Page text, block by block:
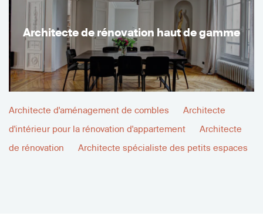
Architecte de rénovation haut de gamme
Architecte d'aménagement de combles
Architecte
d'intérieur pour la rénovation d'appartement
Architecte
de rénovation
Architecte spécialiste des petits espaces